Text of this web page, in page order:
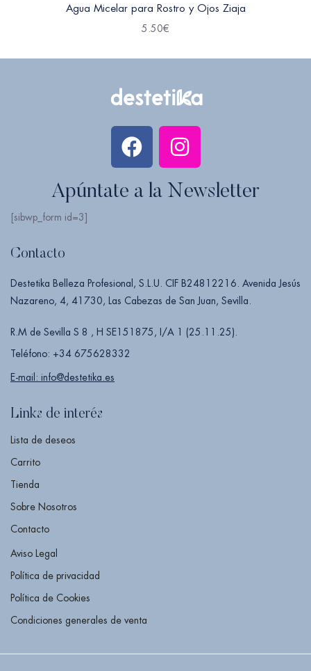
Agua Micelar para Rostro y Ojos Ziaja
5.50€
Apúntate a la Newsletter
[sibwp_form id=3]
Contacto
Destetika Belleza Profesional, S.L.U. CIF B24812216. Avenida Jesús
Nazareno, 4, 41730, Las Cabezas de San Juan, Sevilla.
R.M de Sevilla S 8 , H SE151875, I/A 1 (25.11.25).
Teléfono: +34 675628332
E-mail: info@destetika.es
Links de interés
Lista de deseos
Carrito
Tienda
Sobre Nosotros
Contacto
Aviso Legal
Política de privacidad
Política de Cookies
Condiciones generales de venta